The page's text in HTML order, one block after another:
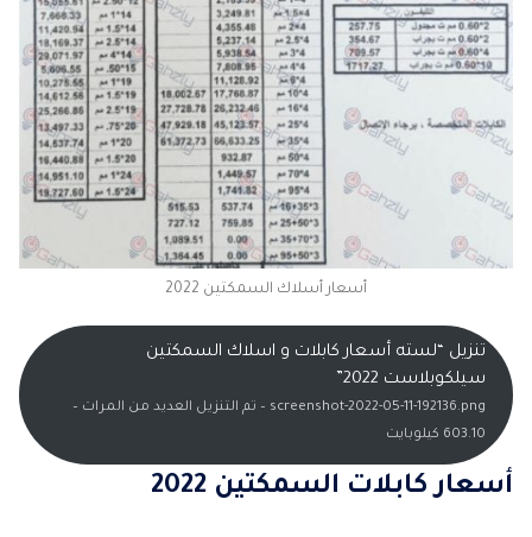
أسعار أسلاك السمكتين 2022
تنزيل “لسته أسعار كابلات و اسلاك السمكتين
سيلكوبلاست 2022”
screenshot-2022-05-11-192136.png – تم التنزيل العديد من المرات –
603.10 كيلوبايت
أسعار كابلات السمكتين 2022